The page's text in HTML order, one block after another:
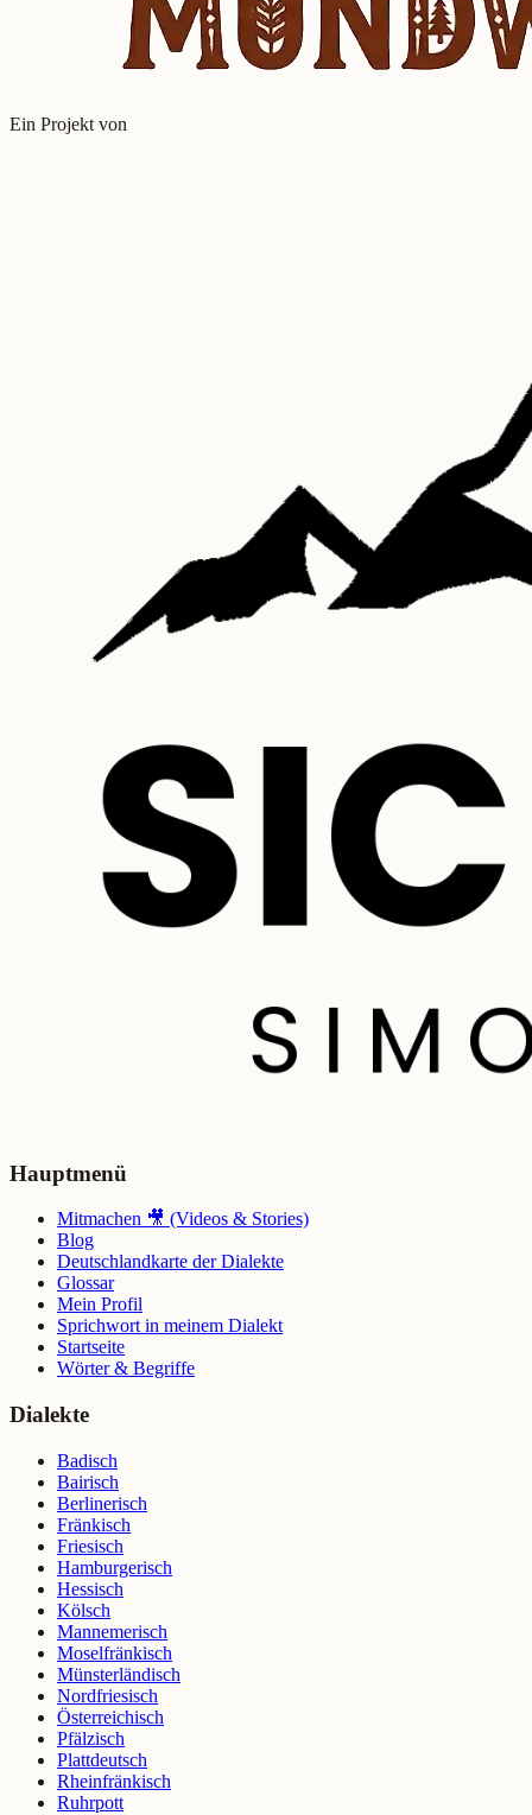
Ein Projekt von
Hauptmenü
Mitmachen 🎥 (Videos & Stories)
Blog
Deutschlandkarte der Dialekte
Glossar
Mein Profil
Sprichwort in meinem Dialekt
Startseite
Wörter & Begriffe
Dialekte
Badisch
Bairisch
Berlinerisch
Fränkisch
Friesisch
Hamburgerisch
Hessisch
Kölsch
Mannemerisch
Moselfränkisch
Münsterländisch
Nordfriesisch
Österreichisch
Pfälzisch
Plattdeutsch
Rheinfränkisch
Ruhrpott